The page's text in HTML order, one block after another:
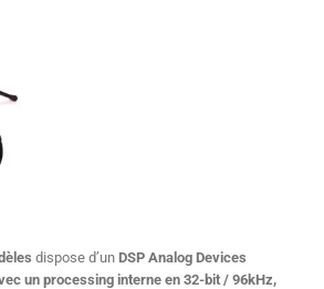
dispose d’un DSP Analog Devices
un processing interne en 32-bit / 96kHz,